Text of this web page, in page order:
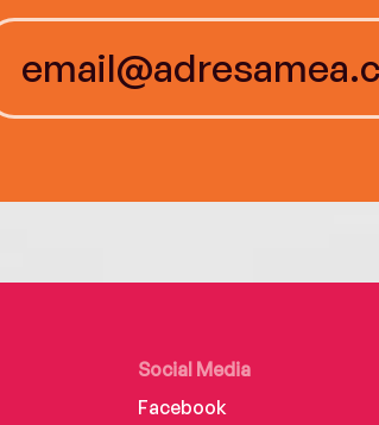
Social Media
Facebook